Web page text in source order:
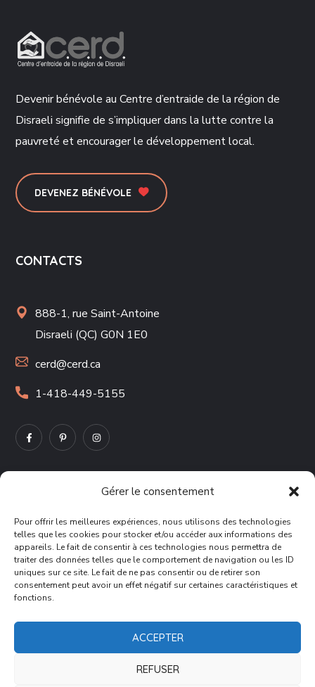
Gérer le consentement
Pour offrir les meilleures expériences, nous utilisons des technologies
telles que les cookies pour stocker et/ou accéder aux informations des
appareils. Le fait de consentir à ces technologies nous permettra de
traiter des données telles que le comportement de navigation ou les ID
uniques sur ce site. Le fait de ne pas consentir ou de retirer son
consentement peut avoir un effet négatif sur certaines caractéristiques et
fonctions.
ACCEPTER
REFUSER
Devenir bénévole au Centre d’entraide de la région de
Disraeli signifie de s’impliquer dans la lutte contre la
pauvreté et encourager le développement local.
DEVENEZ BÉNÉVOLE
CONTACTS
888-1, rue Saint-Antoine
Disraeli (QC) G0N 1E0
cerd@cerd.ca
1-418-449-5155
Commissariat aux plaintes et à la qualité des services
Politique des cookies